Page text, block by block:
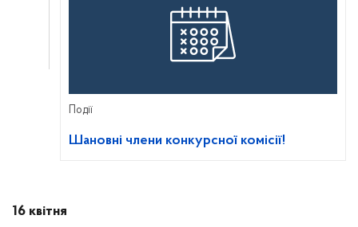
Події
Шановні члени конкурсної комісії!
16 квітня